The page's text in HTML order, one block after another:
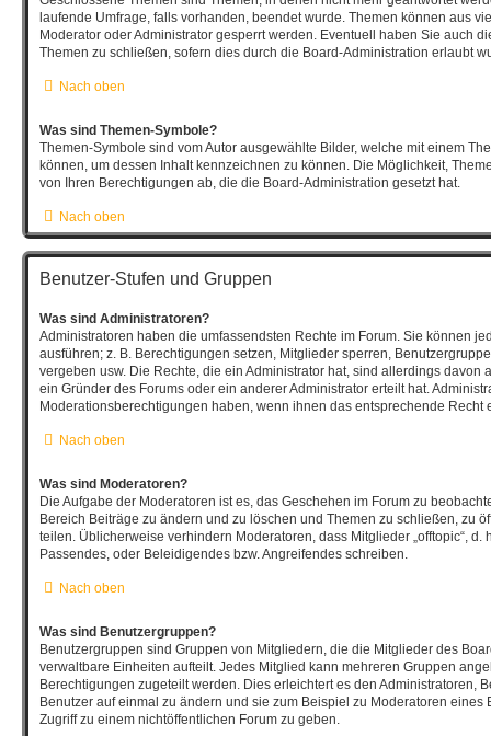
laufende Umfrage, falls vorhanden, beendet wurde. Themen können aus
Moderator oder Administrator gesperrt werden. Eventuell haben Sie auch
Themen zu schließen, sofern dies durch die Board-Administration erlaubt
Nach oben
Was sind Themen-Symbole?
Themen-Symbole sind vom Autor ausgewählte Bilder, welche mit einem
können, um dessen Inhalt kennzeichnen zu können. Die Möglichkeit,
von Ihren Berechtigungen ab, die die Board-Administration gesetzt hat.
Nach oben
Benutzer-Stufen und Gruppen
Was sind Administratoren?
Administratoren haben die umfassendsten Rechte im Forum. Sie können
ausführen; z. B. Berechtigungen setzen, Mitglieder sperren,
vergeben usw. Die Rechte, die ein Administrator hat, sind allerdings davon
ein Gründer des Forums oder ein anderer Administrator erteilt hat.
Moderationsberechtigungen haben, wenn ihnen das entsprechende Recht
Nach oben
Was sind Moderatoren?
Die Aufgabe der Moderatoren ist es, das Geschehen im Forum zu
Bereich Beiträge zu ändern und zu löschen und Themen zu schließen, zu
teilen. Üblicherweise verhindern Moderatoren, dass Mitglieder „offtopic“, d.
Passendes, oder Beleidigendes bzw. Angreifendes schreiben.
Nach oben
Was sind Benutzergruppen?
Benutzergruppen sind Gruppen von Mitgliedern, die die Mitglieder des
verwaltbare Einheiten aufteilt. Jedes Mitglied kann mehreren Gruppen
Berechtigungen zugeteilt werden. Dies erleichtert es den Administratoren,
Benutzer auf einmal zu ändern und sie zum Beispiel zu Moderatoren eines
Zugriff zu einem nichtöffentlichen Forum zu geben.